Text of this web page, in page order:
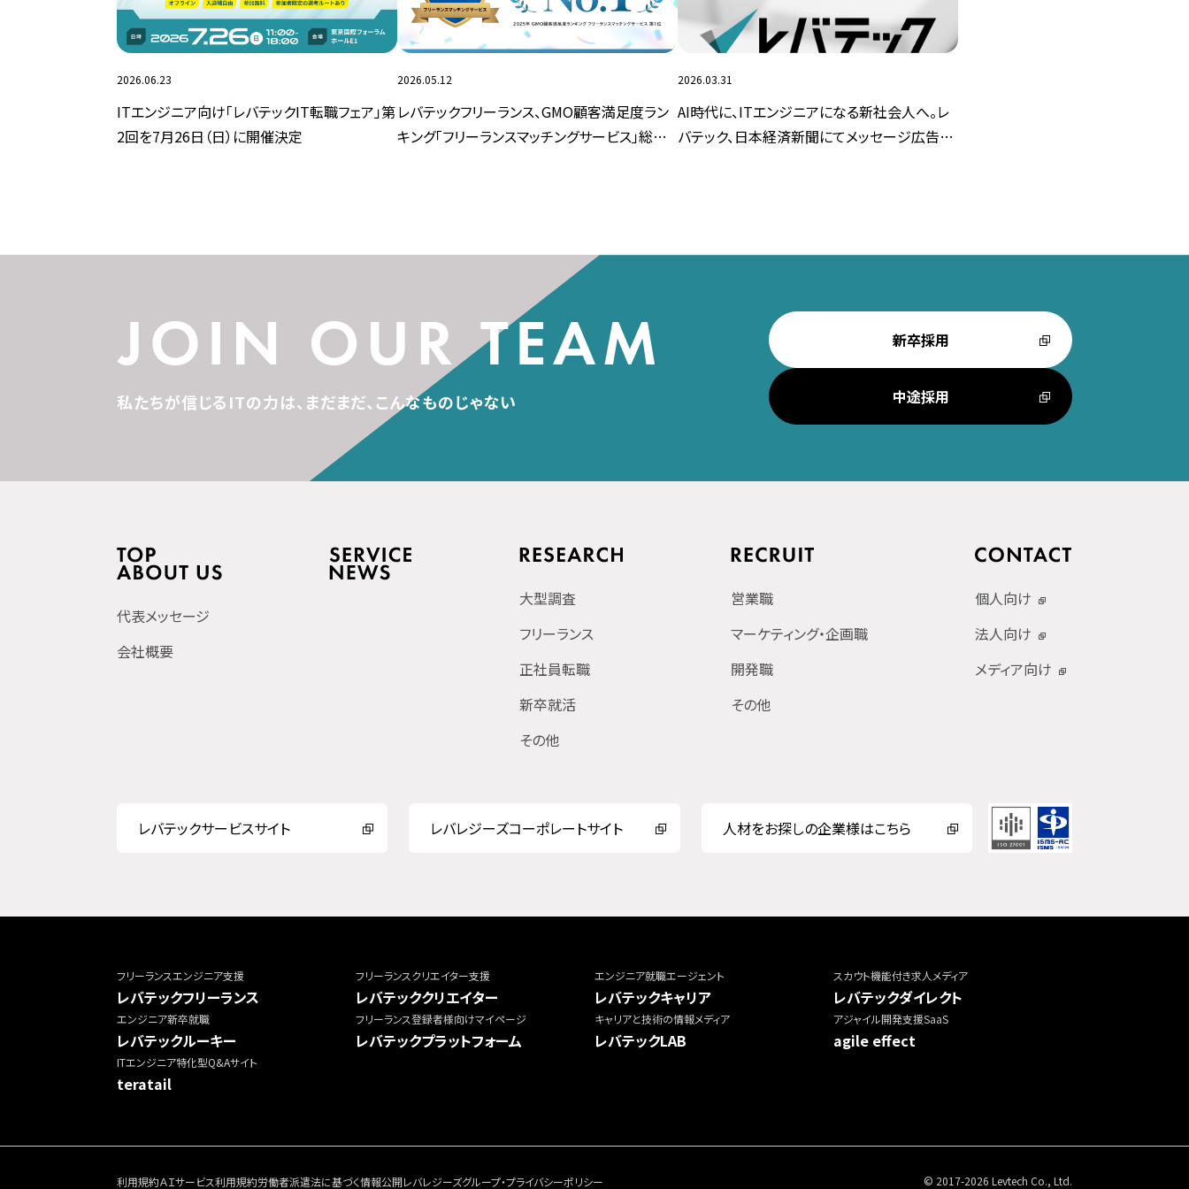
2026.06.23
ITエンジニア向け「レバテックIT転職フェア」第
2回を7月26日（日）に開催決定
2026.05.12
レバテックフリーランス、GMO顧客満足度ラン
キング「フリーランスマッチングサービス」総合1
2026.03.31
AI時代に、ITエンジニアになる新社会人へ。レ
バテック、日本経済新聞にてメッセージ広告を
私たちが信じるITの力は、 まだまだ、こんなものじゃない
新卒採用
中途採用
代表メッセージ
会社概要
大型調査
フリーランス
正社員転職
新卒就活
その他
営業職
マーケティング・企画職
開発職
その他
個人向け
法人向け
メディア向け
レバテックサービスサイト レバレジーズコーポレートサイト 人材をお探しの企業様はこちら
フリーランスエンジニア支援
レバテックフリーランス
フリーランスクリエイター支援
レバテッククリエイター
エンジニア就職エージェント
レバテックキャリア
スカウト機能付き求人メディア
レバテックダイレクト
エンジニア新卒就職
レバテックルーキー
フリーランス登録者様向けマイページ
レバテックプラットフォーム
キャリアと技術の情報メディア
レバテックLAB
アジャイル開発支援SaaS
agile effect
ITエンジニア特化型Q&Aサイト
teratail
利用規約ＡＩサービス利用規約労働者派遣法に基づく情報公開レバレジーズグループ・プライバシーポリシー © 2017-2026 Levtech Co., Ltd.